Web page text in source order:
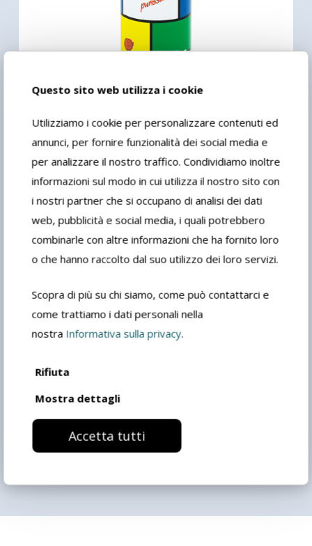
Questo sito web utilizza i cookie
Utilizziamo i cookie per personalizzare contenuti ed
annunci, per fornire funzionalità dei social media e
per analizzare il nostro traffico. Condividiamo inoltre
informazioni sul modo in cui utilizza il nostro sito con
i nostri partner che si occupano di analisi dei dati
web, pubblicità e social media, i quali potrebbero
combinarle con altre informazioni che ha fornito loro
o che hanno raccolto dal suo utilizzo dei loro servizi.
Scopra di più su chi siamo, come può contattarci e
come trattiamo i dati personali nella
nostra Informativa sulla privacy.
Rifiuta
Mostra dettagli
Accetta tutti
Essenza di trementina purissima